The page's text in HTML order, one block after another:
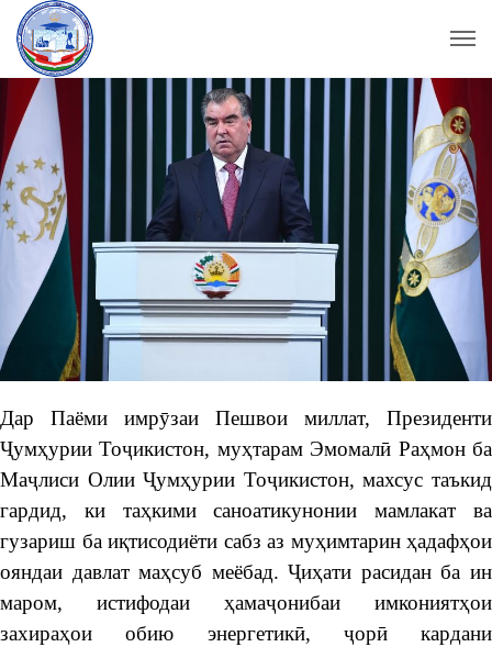
Дар Паёми имрӯзаи Пешвои миллат, Президенти
Ҷумҳурии Тоҷикистон, муҳтарам Эмомалӣ Раҳмон ба
Маҷлиси Олии Ҷумҳурии Тоҷикистон, махсус таъкид
гардид, ки таҳкими саноатикунонии мамлакат ва
гузариш ба иқтисодиёти сабз аз муҳимтарин ҳадафҳои
ояндаи давлат маҳсуб меёбад. Ҷиҳати расидан ба ин
маром, истифодаи ҳамаҷонибаи имкониятҳои
захираҳои обию энергетикӣ, ҷорӣ кардани